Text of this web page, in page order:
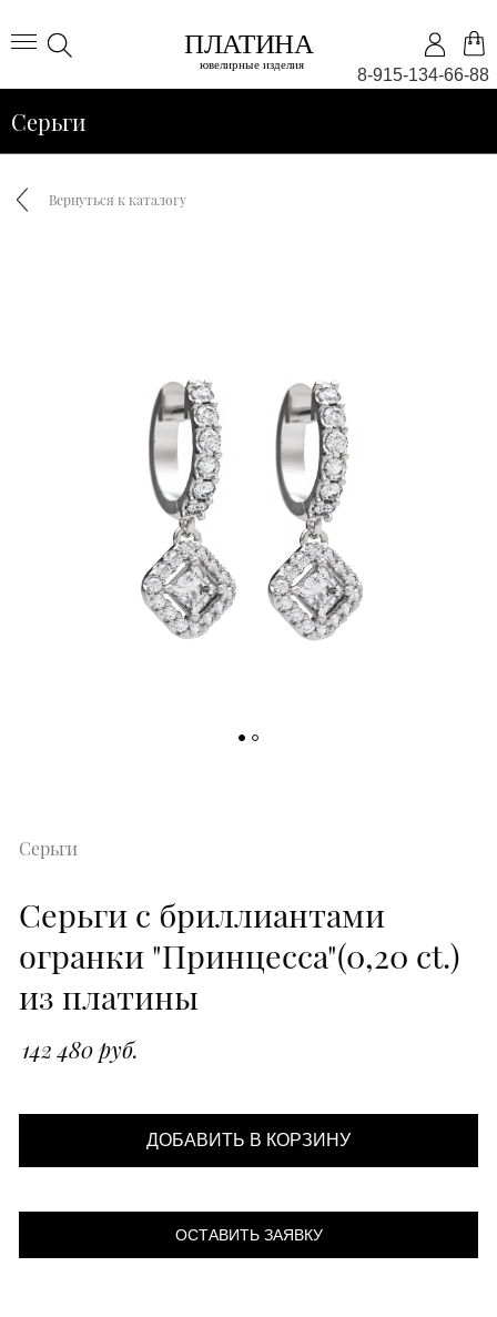
8-915-134-66-88
Серьги
Вернуться к каталогу
Серьги
Серьги с бриллиантами
огранки "Принцесса"(0,20 ct.)
из платины
142 480 руб.
ДОБАВИТЬ В КОРЗИНУ
ОСТАВИТЬ ЗАЯВКУ